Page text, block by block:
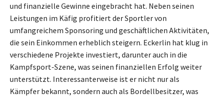
und finanzielle Gewinne eingebracht hat. Neben seinen
Leistungen im Käfig profitiert der Sportler von
umfangreichem Sponsoring und geschäftlichen Aktivitäten,
die sein Einkommen erheblich steigern. Eckerlin hat klug in
verschiedene Projekte investiert, darunter auch in die
Kampfsport-Szene, was seinen finanziellen Erfolg weiter
unterstützt. Interessanterweise ist er nicht nur als
Kämpfer bekannt, sondern auch als Bordellbesitzer, was